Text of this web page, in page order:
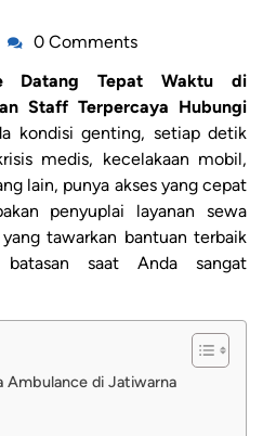
0 Comments
Datang Tepat Waktu di
Staff Terpercaya Hubungi
kondisi genting, setiap detik
medis, kecelakaan mobil,
lain, punya akses yang cepat
penyuplai layanan sewa
tawarkan bantuan terbaik
saat Anda sangat
Ambulance di Jatiwarna